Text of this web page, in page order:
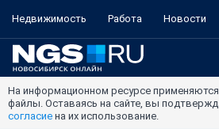
Недвижимость Работа Новости
На информационном ресурсе
файлы. Оставаясь на сайте, вы
согласие на их использование.